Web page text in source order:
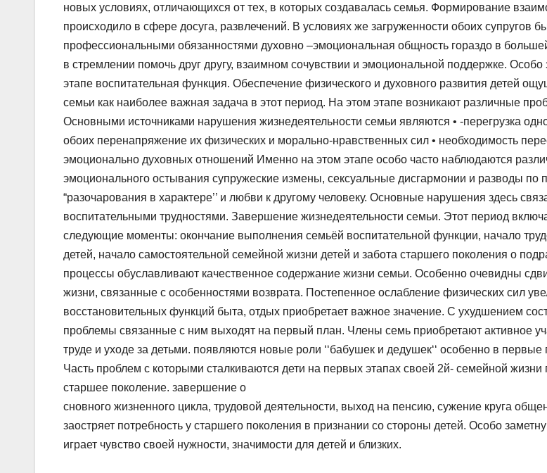
новых условиях, отличающихся от тех, в которых создавалась семья. Формирование
происходило в сфере досуга, развлечений. В условиях же загруженности обоих супругов
профессиональными обязанностями духовно –эмоциональная общность гораздо в
в стремлении помочь друг другу, взаимном сочувствии и эмоциональной поддержке. Особо
этапе воспитательная функция. Обеспечение физического и духовного развития детей
семьи как наиболее важная задача в этот период. На этом этапе возникают различные
Основными источниками нарушения жизнедеятельности семьи являются • -перегрузка
обоих перенапряжение их физических и морально-нравственных сил • необходимость
эмоционально духовных отношений Именно на этом этапе особо часто наблюдаются
эмоционального остывания супружеские измены, сексуальные дисгармонии и разводы по
“разочарования в характере’’ и любви к другому человеку. Основные нарушения здесь
воспитательными трудностями. Завершение жизнедеятельности семьи. Этот период
следующие моменты: окончание выполнения семьёй воспитательной функции, начало
детей, начало самостоятельной семейной жизни детей и забота старшего поколения о
процессы обуславливают качественное содержание жизни семьи. Особенно очевидны
жизни, связанные с особенностями возврата. Постепенное ослабление физических сил
восстановительных функций быта, отдых приобретает важное значение. С ухудшением
проблемы связанные с ним выходят на первый план. Члены семь приобретают активное
труде и уходе за детьми. появляются новые роли ‘‘бабушек и дедушек‘‘ особенно в первые
Часть проблем с которыми сталкиваются дети на первых этапах своей 2й- семейной жизни
старшее поколение. завершение о
сновного жизненного цикла, трудовой деятельности, выход на пенсию, сужение круга
заостряет потребность у старшего поколения в признании со стороны детей. Особо
играет чувство своей нужности, значимости для детей и близких.